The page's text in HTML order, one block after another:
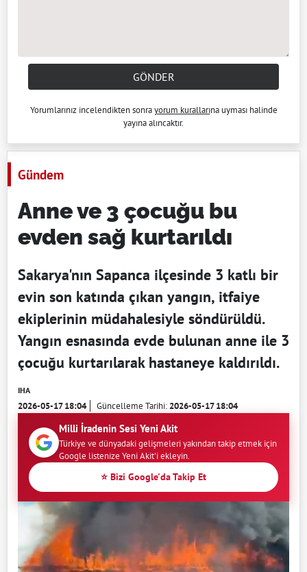
GÖNDER
Yorumlarınız incelendikten sonrayorum kurallarına uyması halinde
yayına alıncaktır.
Gündem
Anne ve 3 çocuğu bu
evden sağ kurtarıldı
Sakarya'nın Sapanca ilçesinde 3 katlı bir
evin son katında çıkan yangın, itfaiye
ekiplerinin müdahalesiyle söndürüldü.
Yangın esnasında evde bulunan anne ile 3
çocuğu kurtarılarak hastaneye kaldırıldı.
IHA
2026-05-17 18:04 Güncelleme Tarihi:2026-05-17 18:04
Milli İradenin Sesi Yeni Akit
Türkiye ve dünyadaki gelişmeleri yakından takip etmek için
Google listenize Yeni Akit'i ekleyin.
⭐ Bizi Google'da Takip Et